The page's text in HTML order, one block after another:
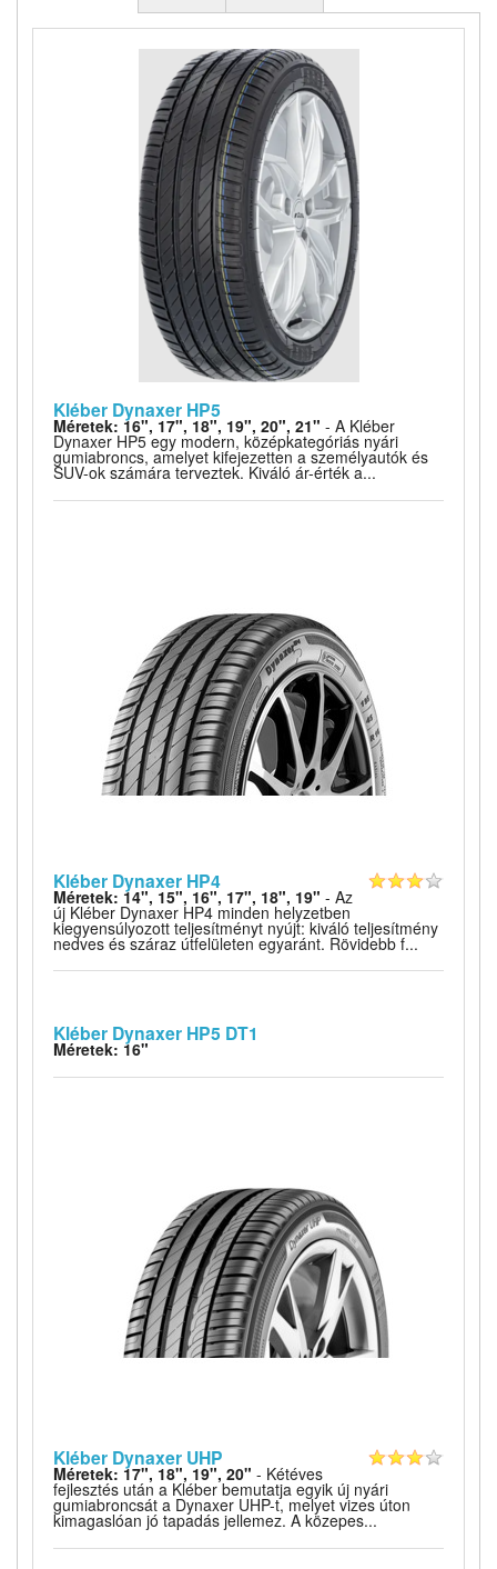
Kléber Dynaxer HP5
Méretek: 16", 17", 18", 19", 20", 21" - A Kléber
Dynaxer HP5 egy modern, középkategóriás nyári
gumiabroncs, amelyet kifejezetten a személyautók és
SUV-ok számára terveztek. Kiváló ár-érték a...
Kléber Dynaxer HP4
Méretek: 14", 15", 16", 17", 18", 19" - Az
új Kléber Dynaxer HP4 minden helyzetben
kiegyensúlyozott teljesítményt nyújt: kiváló teljesítmény
nedves és száraz útfelületen egyaránt. Rövidebb f...
Kléber Dynaxer HP5 DT1
Méretek: 16"
Kléber Dynaxer UHP
Méretek: 17", 18", 19", 20" - Kétéves
fejlesztés után a Kléber bemutatja egyik új nyári
gumiabroncsát a Dynaxer UHP-t, melyet vizes úton
kimagaslóan jó tapadás jellemez. A közepes...